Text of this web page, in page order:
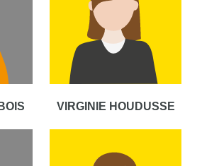
VIRGINIE HOUDUSSE